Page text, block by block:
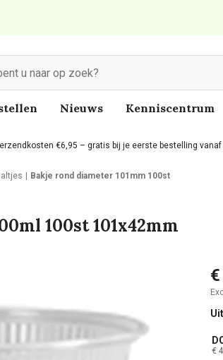
Nieuws Kenniscentrum
€6,95 – gratis bij je eerste bestelling vanaf
Bakje rond diameter 101mm 100st
100st 101x42mm
€